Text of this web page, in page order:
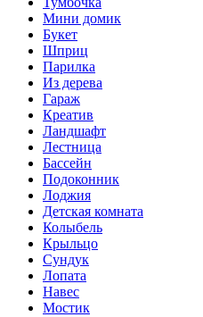
Мини домик
Букет
Шприц
Парилка
Из дерева
Гараж
Креатив
Ландшафт
Лестница
Бассейн
Подоконник
Лоджия
Детская комната
Колыбель
Крыльцо
Сундук
Лопата
Навес
Мостик